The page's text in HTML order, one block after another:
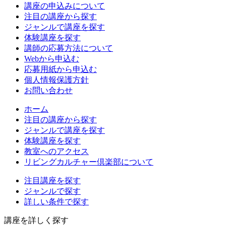
講座の申込みについて
注目の講座から探す
ジャンルで講座を探す
体験講座を探す
講師の応募方法について
Webから申込む
応募用紙から申込む
個人情報保護方針
お問い合わせ
ホーム
注目の講座から探す
ジャンルで講座を探す
体験講座を探す
教室へのアクセス
リビングカルチャー倶楽部について
注目講座を探す
ジャンルで探す
詳しい条件で探す
講座を詳しく探す